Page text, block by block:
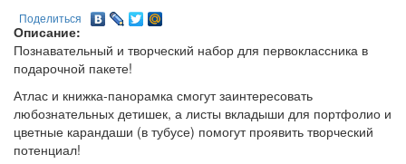
Поделиться
Описание:
Познавательный и творческий набор для первоклассника в
подарочной пакете!
Атлас и книжка-панорамка смогут заинтересовать
любознательных детишек, а листы вкладыши для портфолио и
цветные карандаши (в тубусе) помогут проявить творческий
потенциал!